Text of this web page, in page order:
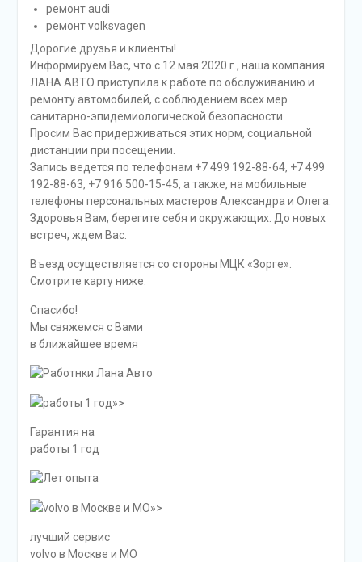
ремонт audi
ремонт volksvagen
Дорогие друзья и клиенты!
Информируем Вас, что с 12 мая 2020 г., наша компания
ЛАНА АВТО приступила к работе по обслуживанию и
ремонту автомобилей, с соблюдением всех мер
санитарно-эпидемиологической безопасности.
Просим Вас придерживаться этих норм, социальной
дистанции при посещении.
Запись ведется по телефонам +7 499 192-88-64, +7 499
192-88-63, +7 916 500-15-45, а также, на мобильные
телефоны персональных мастеров Александра и Олега.
Здоровья Вам, берегите себя и окружающих. До новых
встреч, ждем Вас.
Въезд осуществляется со стороны МЦК «Зорге».
Смотрите карту ниже.
Спасибо!
Мы свяжемся с Вами
в ближайшее время
работы 1 год»>
Гарантия на
работы 1 год
volvo в Москве и МО»>
лучший сервис
volvo в Москве и МО